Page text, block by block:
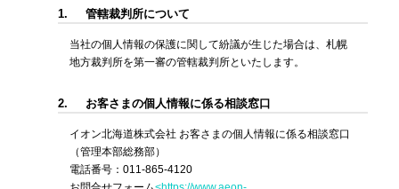
1. 管轄裁判所について
当社の個人情報の保護に関して紛議が生じた場合は、札幌
地方裁判所を第一審の管轄裁判所といたします。
2. お客さまの個人情報に係る相談窓口
イオン北海道株式会社 お客さまの個人情報に係る相談窓口
（管理本部総務部）
電話番号：011-865-4120